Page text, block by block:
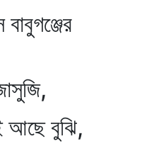
আছে বুঝি,